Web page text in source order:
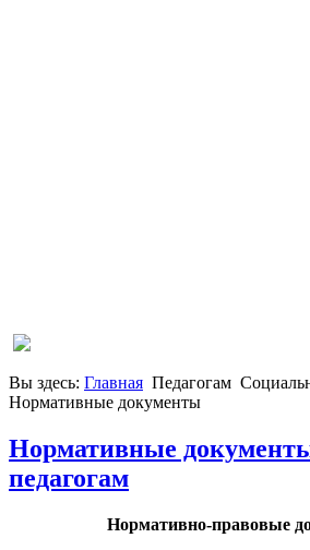
Вы здесь: Главная Педагогам
Нормативные документы
Нормативные
педагогам
Нормативно-правовые